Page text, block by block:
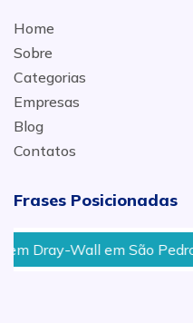
Home
Sobre
Categorias
Empresas
Blog
Contatos
Frases Posicionadas
Wall em São Pedro